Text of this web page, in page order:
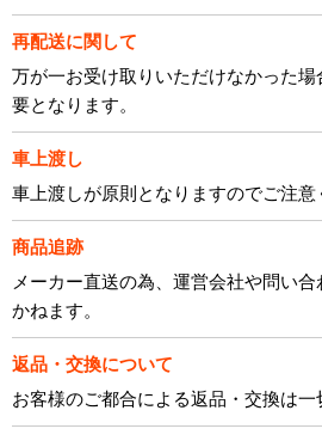
再配送に関して
万が一お受け取りいただけなかった
要となります。
車上渡し
車上渡しが原則となりますのでご注意
商品追跡
メーカー直送の為、運営会社や問い
かねます。
返品・交換について
お客様のご都合による返品・交換は一